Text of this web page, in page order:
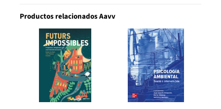
Productos relacionados Aavv